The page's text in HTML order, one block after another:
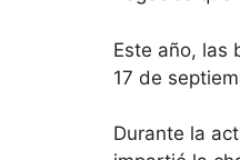
Este año, las
17 de
Durante la